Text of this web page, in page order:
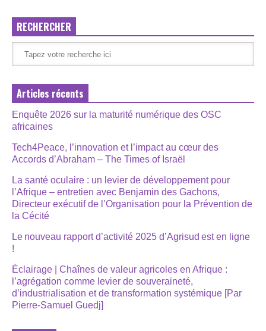
RECHERCHER
Articles récents
Enquête 2026 sur la maturité numérique des OSC
africaines
Tech4Peace, l’innovation et l’impact au cœur des
Accords d’Abraham – The Times of Israël
La santé oculaire : un levier de développement pour
l’Afrique – entretien avec Benjamin des Gachons,
Directeur exécutif de l’Organisation pour la Prévention de
la Cécité
Le nouveau rapport d’activité 2025 d’Agrisud est en ligne
!
Éclairage | Chaînes de valeur agricoles en Afrique :
l’agrégation comme levier de souveraineté,
d’industrialisation et de transformation systémique [Par
Pierre-Samuel Guedj]